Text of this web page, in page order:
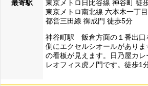
最寄駅
東京メトロ日比谷線 神谷町 徒
東京メトロ南北線 六本木一丁
都営三田線 御成門 徒歩5分
神谷町駅 飯倉方面の１番出口
側にエクセルシオールがあり
の看板が見えます。日乃屋カ
レオフィス虎ノ門です。徒歩1